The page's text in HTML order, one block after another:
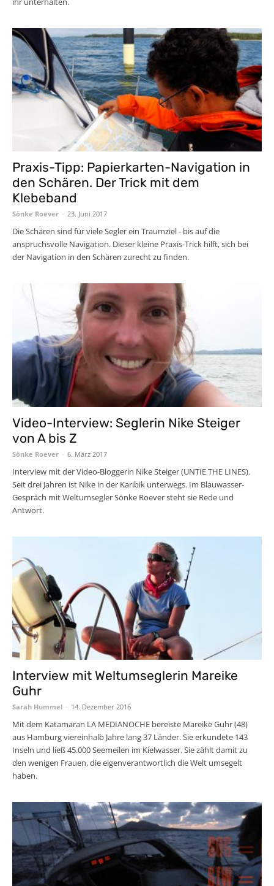
Praxis-Tipp: Papierkarten-Navigation in
den Schären. Der Trick mit dem
Klebeband
Sönke Roever - 23. Juni 2017
Die Schären sind für viele Segler ein Traumziel - bis auf die
anspruchsvolle Navigation. Dieser kleine Praxis-Trick hilft, sich bei
der Navigation in den Schären zurecht zu finden.
Video-Interview: Seglerin Nike Steiger
von A bis Z
Sönke Roever - 6. März 2017
Interview mit der Video-Bloggerin Nike Steiger (UNTIE THE LINES).
Seit drei Jahren ist Nike in der Karibik unterwegs. Im Blauwasser-
Gespräch mit Weltumsegler Sönke Roever steht sie Rede und
Antwort.
Interview mit Weltumseglerin Mareike
Guhr
Sarah Hummel - 14. Dezember 2016
Mit dem Katamaran LA MEDIANOCHE bereiste Mareike Guhr (48)
aus Hamburg viereinhalb Jahre lang 37 Länder. Sie erkundete 143
Inseln und ließ 45.000 Seemeilen im Kielwasser. Sie zählt damit zu
den wenigen Frauen, die eigenverantwortlich die Welt umsegelt
haben.